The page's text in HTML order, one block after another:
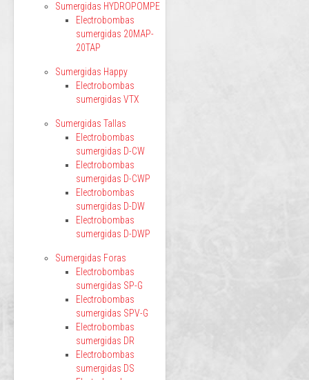
Sumergidas HYDROPOMPE
Electrobombas
sumergidas 20MAP-
20TAP
Sumergidas Happy
Electrobombas
sumergidas VTX
Sumergidas Tallas
Electrobombas
sumergidas D-CW
Electrobombas
sumergidas D-CWP
Electrobombas
sumergidas D-DW
Electrobombas
sumergidas D-DWP
Sumergidas Foras
Electrobombas
sumergidas SP-G
Electrobombas
sumergidas SPV-G
Electrobombas
sumergidas DR
Electrobombas
sumergidas DS